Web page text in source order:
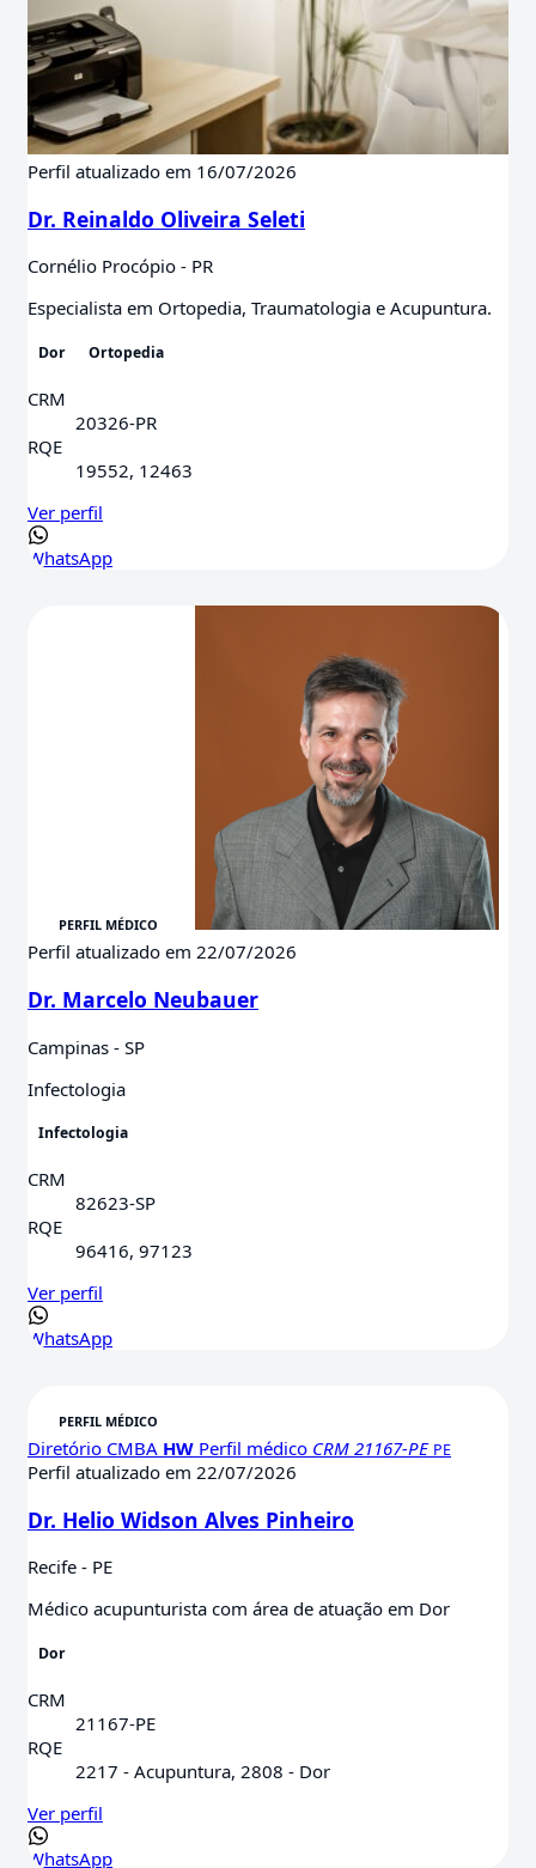
Perfil atualizado em 16/07/2026
Dr. Reinaldo Oliveira Seleti
Cornélio Procópio - PR
Especialista em Ortopedia, Traumatologia e Acupuntura.
Dor Ortopedia
CRM
20326-PR
RQE
19552, 12463
Ver perfil
WhatsApp
Perfil atualizado em 22/07/2026
Dr. Marcelo Neubauer
Campinas - SP
Infectologia
Infectologia
CRM
82623-SP
RQE
96416, 97123
Ver perfil
WhatsApp
Diretório CMBA HW Perfil médico CRM 21167-PE PE
Perfil atualizado em 22/07/2026
Dr. Helio Widson Alves Pinheiro
Recife - PE
Médico acupunturista com área de atuação em Dor
Dor
CRM
21167-PE
RQE
2217 - Acupuntura, 2808 - Dor
Ver perfil
WhatsApp